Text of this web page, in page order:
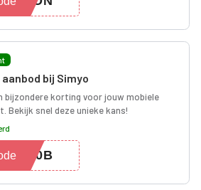
bij Simyo
bijzondere korting voor jouw mobiele
Bekijk snel deze unieke kans!
PX0B